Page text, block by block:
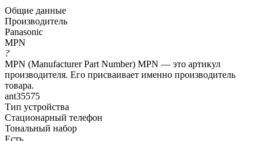
Общие данные
Производитель
Panasonic
MPN
?
MPN (Manufacturer Part Number) MPN — это артикул
производителя. Его присваивает именно производитель
товара.
ant35575
Тип устройства
Стационарный телефон
Тональный набор
Есть